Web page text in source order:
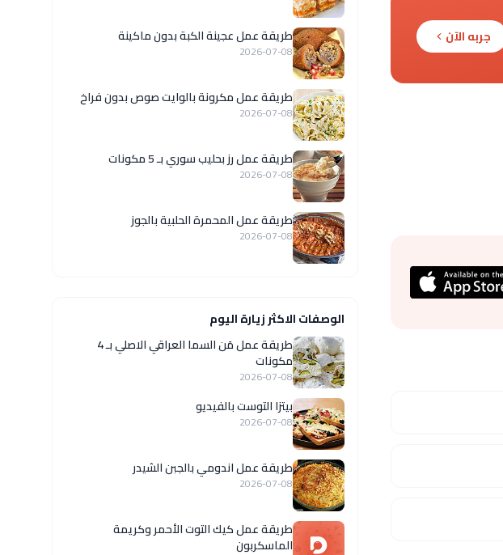
جربه الآن طريقة عمل عجينة الكبة بدون ماكينة
2026-07-08
طريقة عمل مكرونة بالوايت صوص بدون فراخ
2026-07-08
طريقة عمل رز بحليب سوري بـ 5 مكونات
2026-07-08
طريقة عمل المحمرة الحلبية بالجوز
2026-07-08
الوصفات الاكثر زيارة اليوم
طريقة عمل مَن السما العراقي الاصلي بـ 4
مكونات
2026-07-08
بيتزا التوست بالفيديو
2026-07-08
طريقة عمل اندومي بالجبن الشيدر
2026-07-08
طريقة عمل كيك التوت الأحمر وكريمة
الماسكربون